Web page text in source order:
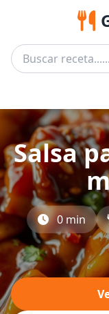
Salsa
0 min